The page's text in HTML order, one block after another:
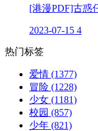
[港漫PDF]古惑
2023-07-15 4
热门标签
爱情 (1377)
冒险 (1228)
少女 (1181)
校园 (857)
少年 (821)